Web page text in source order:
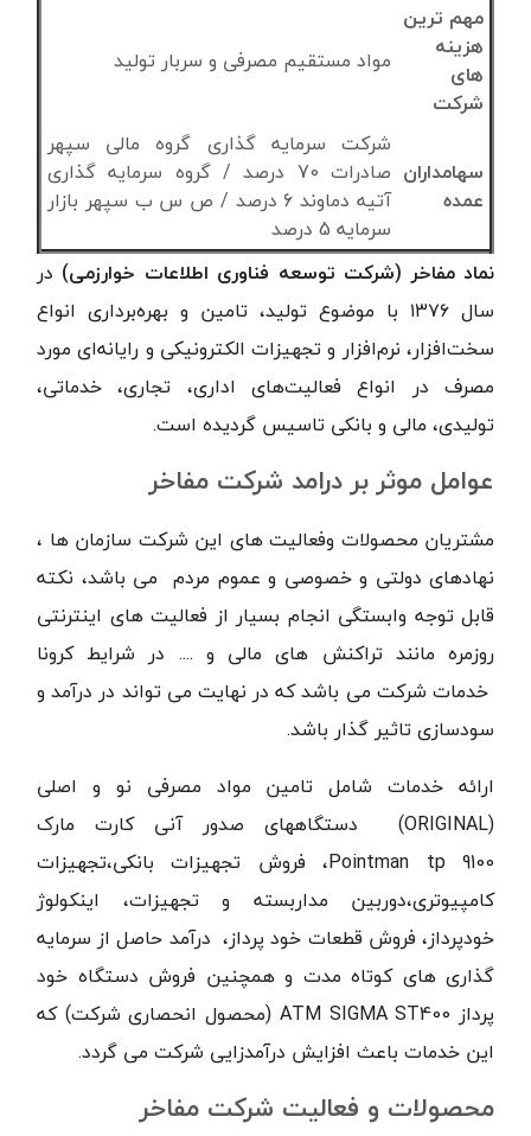
مهم ترین
هزینه
های
شرکت
مواد مستقیم مصرفی و سربار تولید
سهامداران
عمده
شرکت سرمایه گذاری گروه مالی سپهر
صادرات 70 درصد / گروه سرمایه گذاری
آتیه دماوند 6 درصد / ص س ب سپهر بازار
سرمایه 5 درصد
نماد مفاخر (شرکت توسعه فناوری اطلاعات خوارزمی) در
سال ۱۳۷۶ با موضوع تولید، تامین و بهره‌برداری انواع
سخت‌افزار، نرم‌افزار و تجهیزات الکترونیکی و رایانه‌ای مورد
مصرف در انواع فعالیت‌های اداری، تجاری، خدماتی،
تولیدی، مالی و بانکی تاسیس گردیده است.
عوامل موثر بر درامد شرکت مفاخر
مشتریان محصولات وفعالیت های این شرکت سازمان ها ،
نهادهای دولتی و خصوصی و عموم مردم می باشد، نکته
قابل توجه وابستگی انجام بسیار از فعالیت های اینترنتی
روزمره مانند تراکنش های مالی و .... در شرایط کرونا
خدمات شرکت می باشد که در نهایت می تواند در درآمد و
سودسازی تاثیر گذار باشد.
ارائه خدمات شامل تامین مواد مصرفی نو و اصلی
(ORIGINAL)
دستگاههای صدور آنی کارت مارک
Pointman tp 9100، فروش تجهیزات بانکی،تجهیزات
کامپیوتری،دوربین مداربسته و تجهیزات، اینکولوژ
خودپرداز، فروش قطعات خود پرداز، درآمد حاصل از سرمایه
گذاری های کوتاه مدت و همچنین فروش دستگاه خود
پرداز ATM SIGMA ST400 (محصول انحصاری شرکت) که
این خدمات باعث افزایش درآمدزایی شرکت می گردد.
محصولات و فعالیت شرکت مفاخر